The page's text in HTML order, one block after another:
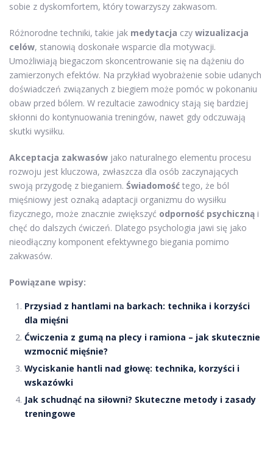
sobie z dyskomfortem, który towarzyszy zakwasom.
Różnorodne techniki, takie jak medytacja czy wizualizacja
celów, stanowią doskonałe wsparcie dla motywacji.
Umożliwiają biegaczom skoncentrowanie się na dążeniu do
zamierzonych efektów. Na przykład wyobrażenie sobie udanych
doświadczeń związanych z biegiem może pomóc w pokonaniu
obaw przed bólem. W rezultacie zawodnicy stają się bardziej
skłonni do kontynuowania treningów, nawet gdy odczuwają
skutki wysiłku.
Akceptacja zakwasów jako naturalnego elementu procesu
rozwoju jest kluczowa, zwłaszcza dla osób zaczynających
swoją przygodę z bieganiem. Świadomość tego, że ból
mięśniowy jest oznaką adaptacji organizmu do wysiłku
fizycznego, może znacznie zwiększyć odporność psychiczną i
chęć do dalszych ćwiczeń. Dlatego psychologia jawi się jako
nieodłączny komponent efektywnego biegania pomimo
zakwasów.
Powiązane wpisy:
Przysiad z hantlami na barkach: technika i korzyści
dla mięśni
Ćwiczenia z gumą na plecy i ramiona – jak skutecznie
wzmocnić mięśnie?
Wyciskanie hantli nad głowę: technika, korzyści i
wskazówki
Jak schudnąć na siłowni? Skuteczne metody i zasady
treningowe